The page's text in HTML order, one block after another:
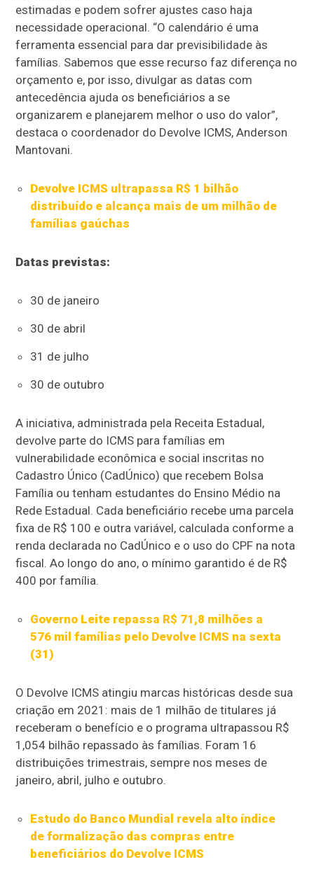
estimadas e podem sofrer ajustes caso haja
necessidade operacional. “O calendário é uma
ferramenta essencial para dar previsibilidade às
famílias. Sabemos que esse recurso faz diferença no
orçamento e, por isso, divulgar as datas com
antecedência ajuda os beneficiários a se
organizarem e planejarem melhor o uso do valor”,
destaca o coordenador do Devolve ICMS, Anderson
Mantovani.
Devolve ICMS ultrapassa R$ 1 bilhão
distribuído e alcança mais de um milhão de
famílias gaúchas
Datas previstas:
30 de janeiro
30 de abril
31 de julho
30 de outubro
A iniciativa, administrada pela Receita Estadual,
devolve parte do ICMS para famílias em
vulnerabilidade econômica e social inscritas no
Cadastro Único (CadÚnico) que recebem Bolsa
Família ou tenham estudantes do Ensino Médio na
Rede Estadual. Cada beneficiário recebe uma parcela
fixa de R$ 100 e outra variável, calculada conforme a
renda declarada no CadÚnico e o uso do CPF na nota
fiscal. Ao longo do ano, o mínimo garantido é de R$
400 por família.
Governo Leite repassa R$ 71,8 milhões a
576 mil famílias pelo Devolve ICMS na sexta
(31)
O Devolve ICMS atingiu marcas históricas desde sua
criação em 2021: mais de 1 milhão de titulares já
receberam o benefício e o programa ultrapassou R$
1,054 bilhão repassado às famílias. Foram 16
distribuições trimestrais, sempre nos meses de
janeiro, abril, julho e outubro.
Estudo do Banco Mundial revela alto índice
de formalização das compras entre
beneficiários do Devolve ICMS